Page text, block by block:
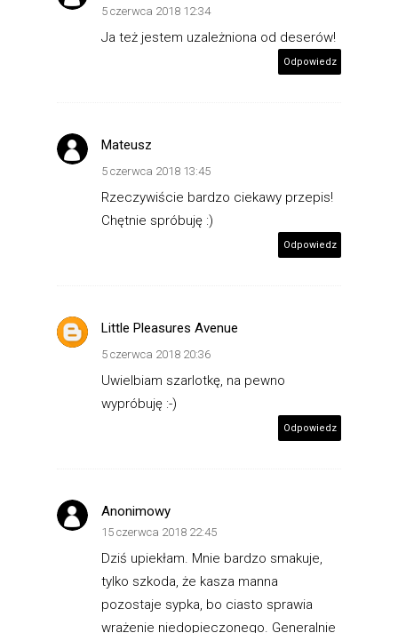
5 czerwca 2018 12:34
Ja też jestem uzależniona od deserów!
Odpowiedz
Mateusz
5 czerwca 2018 13:45
Rzeczywiście bardzo ciekawy przepis!
Chętnie spróbuję :)
Odpowiedz
Little Pleasures Avenue
5 czerwca 2018 20:36
Uwielbiam szarlotkę, na pewno
wypróbuję :-)
Odpowiedz
Anonimowy
15 czerwca 2018 22:45
Dziś upiekłam. Mnie bardzo smakuje,
tylko szkoda, że kasza manna
pozostaje sypka, bo ciasto sprawia
wrażenie niedopieczonego. Generalnie